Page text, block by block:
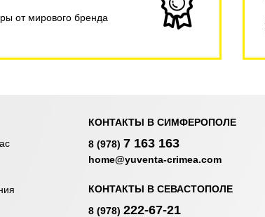
от мирового бренда
КОНТАКТЫ В СИМФЕРОПОЛЕ
8 (978) 7 163 163
home@yuventa-crimea.com
КОНТАКТЫ В СЕВАСТОПОЛЕ
8 (978) 222-67-21